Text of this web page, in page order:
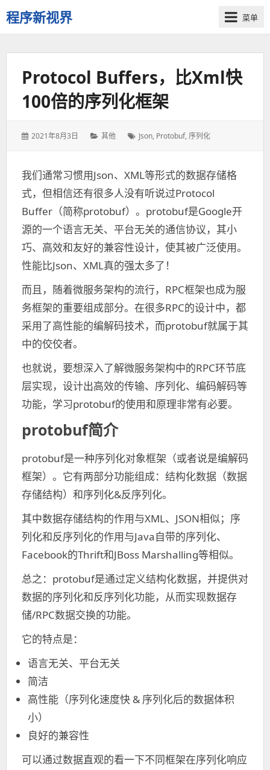
程序新视界
开
启
菜单
Protocol Buffers，比xml快
100倍的序列化框架
发
2021年8月3日
分
其他
标
Json, Protobuf,序列化
我们通常习惯用Json、XML等形式的数据存储格
式，但相信还有很多人没有听说过Protocol
Buffer（简称protobuf）。protobuf是Google开
源的一个语言无关、平台无关的通信协议，其小
巧、高效和友好的兼容性设计，使其被广泛使用。
性能比Json、XML真的强太多了！
而且，随着微服务架构的流行，RPC框架也成为服
务框架的重要组成部分。在很多RPC的设计中，都
采用了高性能的编解码技术，而protobuf就属于其
中的佼佼者。
也就说，要想深入了解微服务架构中的RPC环节底
层实现，设计出高效的传输、序列化、编码解码等
功能，学习protobuf的使用和原理非常有必要。
protobuf简介
protobuf是一种序列化对象框架（或者说是编解码
框架）。它有两部分功能组成：结构化数据（数据
存储结构）和序列化&反序列化。
其中数据存储结构的作用与XML、JSON相似；序
列化和反序列化的作用与Java自带的序列化、
Facebook的Thrift和JBoss Marshalling等相似。
总之：protobuf是通过定义结构化数据，并提供对
数据的序列化和反序列化功能，从而实现数据存
储/RPC数据交换的功能。
它的特点是：
语言无关、平台无关
简洁
高性能（序列化速度快 & 序列化后的数据体积
小）
良好的兼容性
可以通过数据直观的看一下不同框架在序列化响应